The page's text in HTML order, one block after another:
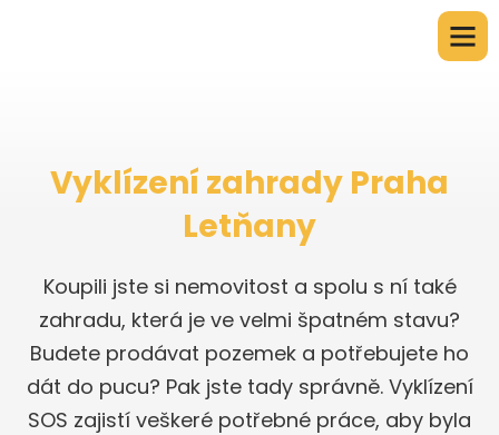
Vyklízení zahrady Praha
Letňany
Koupili jste si nemovitost a spolu s ní také
zahradu, která je ve velmi špatném stavu?
Budete prodávat pozemek a potřebujete ho
dát do pucu? Pak jste tady správně. Vyklízení
SOS zajistí veškeré potřebné práce, aby byla